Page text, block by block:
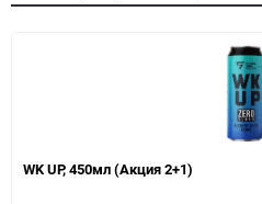
WK UP, 450мл (Акция 2+1)